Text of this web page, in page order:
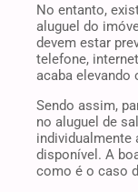
No entanto,
aluguel do
devem estar
telefone,
acaba
Sendo assim,
no aluguel de
individualmente
disponível. A
como é o caso